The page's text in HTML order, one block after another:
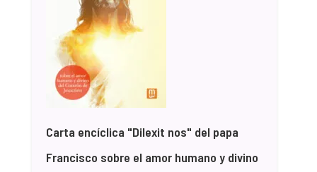
Carta encíclica "Dilexit nos" del papa
Francisco sobre el amor humano y divino